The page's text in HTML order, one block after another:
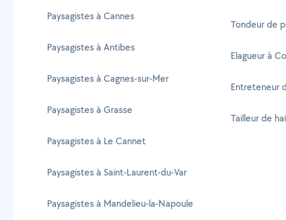
Paysagistes à Cannes
Paysagistes à Antibes
Paysagistes à Cagnes-sur-Mer
Paysagistes à Grasse
Paysagistes à Le Cannet
Paysagistes à Saint-Laurent-du-Var
Paysagistes à Mandelieu-la-Napoule
Tondeur de
Elagueur à
Entreteneur
Tailleur de